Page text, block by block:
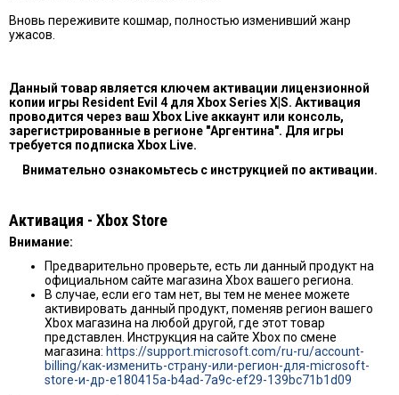
Вновь переживите кошмар, полностью изменивший жанр
ужасов.
Данный товар является ключем активации лицензионной
копии игры Resident Evil 4 для Xbox Series X|S. Активация
проводится через ваш Xbox Live аккаунт или консоль,
зарегистрированные в регионе "Аргентина". Для игры
требуется подписка Xbox Live.
Внимательно ознакомьтесь с инструкцией по активации.
Активация - Хbox Store
Внимание:
Предварительно проверьте, есть ли данный продукт на
официальном сайте магазина Xbox вашего региона.
В случае, если его там нет, вы тем не менее можете
активировать данный продукт, поменяв регион вашего
Xbox магазина на любой другой, где этот товар
представлен. Инструкция на сайте Xbox по смене
магазина: https://support.microsoft.com/ru-ru/account-
billing/как-изменить-страну-или-регион-для-microsoft-
store-и-др-e180415a-b4ad-7a9c-ef29-139bc71b1d09